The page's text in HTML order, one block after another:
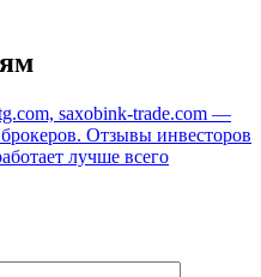
saxobink-trade.com —
Отзывы инвесторов
лучше всего